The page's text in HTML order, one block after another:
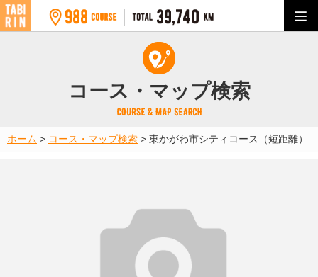
コース・マップ検索
ホーム > コース・マップ検索 > 東かがわ市シティコース（短距離）